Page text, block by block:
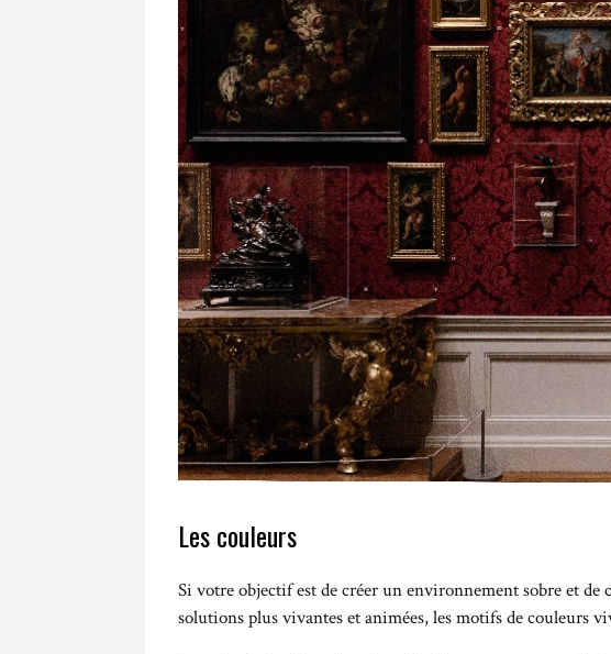
Les couleurs
Si votre objectif est de créer un environnement sobre et de
solutions plus vivantes et animées, les motifs de couleurs